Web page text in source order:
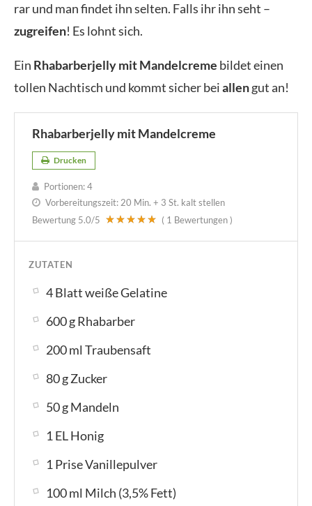
rar und man findet ihn selten. Falls ihr ihn seht –
zugreifen! Es lohnt sich.
Ein Rhabarberjelly mit Mandelcreme bildet einen
tollen Nachtisch und kommt sicher beiallengut an!
Rhabarberjelly mit Mandelcreme
Drucken
Portionen:4
Vorbereitungszeit: 20 Min. + 3 St. kalt stellen
Bewertung 5.0/5 ( 1 Bewertungen )
ZUTATEN
4 Blatt weiße Gelatine
600 g Rhabarber
200 ml Traubensaft
80 g Zucker
50 g Mandeln
1 EL Honig
1 Prise Vanillepulver
100 ml Milch (3,5% Fett)